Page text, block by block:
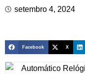
setembro 4, 2024
Facebook X